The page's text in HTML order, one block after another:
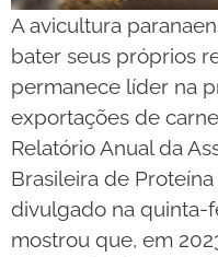
A avicultura
bater seus próprios
permanece líder na
exportações de
Relatório Anual da
Brasileira de Proteína
divulgado na quinta-
mostrou que, em